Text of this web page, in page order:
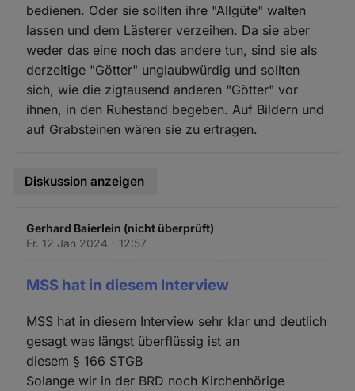
bedienen. Oder sie sollten ihre "Allgüte" walten
lassen und dem Lästerer verzeihen. Da sie aber
weder das eine noch das andere tun, sind sie als
derzeitige "Götter" unglaubwürdig und sollten
sich, wie die zigtausend anderen "Götter" vor
ihnen, in den Ruhestand begeben. Auf Bildern und
auf Grabsteinen wären sie zu ertragen.
Diskussion anzeigen
Gerhard Baierlein (nicht überprüft)
Fr. 12 Jan 2024 - 12:57
MSS hat in diesem Interview
MSS hat in diesem Interview sehr klar und deutlich
gesagt was längst überflüssig ist an
diesem § 166 STGB
Solange wir in der BRD noch Kirchenhörige